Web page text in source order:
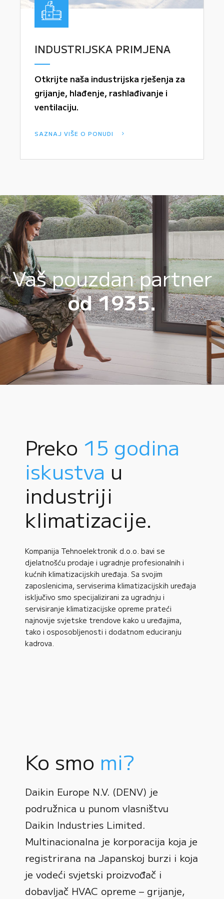
INDUSTRIJSKA PRIMJENA
Otkrijte naša industrijska rješenja za
grijanje, hlađenje, rashlađivanje i
ventilaciju.
SAZNAJ VIŠE O PONUDI
Vaš pouzdan partner
od 1935.
Preko 15 godina
iskustva u
industriji
klimatizacije.
Kompanija Tehnoelektronik d.o.o. bavi se
djelatnošću prodaje i ugradnje profesionalnih i
kućnih klimatizacijskih uređaja. Sa svojim
zaposlenicima, serviserima klimatizacijskih uređaja
isključivo smo specijalizirani za ugradnju i
servisiranje klimatizacijske opreme prateći
najnovije svjetske trendove kako u uređajima,
tako i osposobljenosti i dodatnom educiranju
kadrova.
Ko smo mi?
Daikin Europe N.V. (DENV) je
podružnica u punom vlasništvu
Daikin Industries Limited.
Multinacionalna je korporacija koja je
registrirana na Japanskoj burzi i koja
je vodeći svjetski proizvođač i
dobavljač HVAC opreme – grijanje,
0